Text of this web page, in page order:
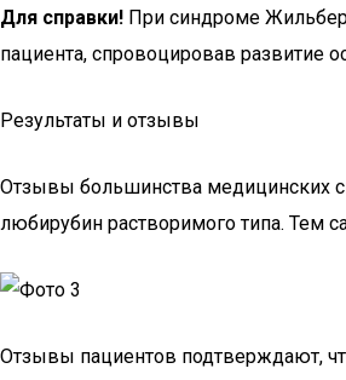
Для справки! При синдроме
пациента, спровоцировав развитие
Результаты и отзывы
Отзывы большинства медицинских
любирубин растворимого типа. Тем
Отзывы пациентов подтверждают,